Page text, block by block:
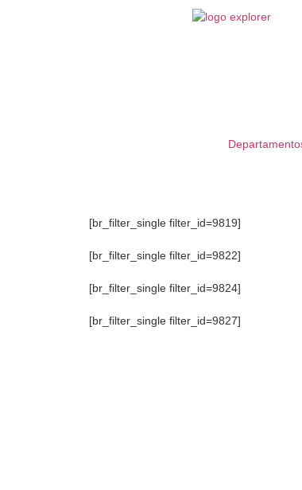
[br_filter_single filter_id=9819]
[br_filter_single filter_id=9822]
[br_filter_single filter_id=9824]
[br_filter_single filter_id=9827]